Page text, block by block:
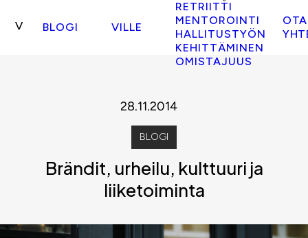
BLOGI VILLE
RETRIITTI
MENTOROINTI
HALLITUSTYÖN
KEHITTÄMINEN
OMISTAJUUS
OTA
28.11.2014
BLOGI
Brändit, urheilu, kulttuuri ja
liiketoiminta